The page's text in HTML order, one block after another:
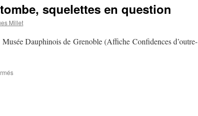
squelettes en question
Millet
Dauphinois de Grenoble (Affiche Confidences d’outre-
sur